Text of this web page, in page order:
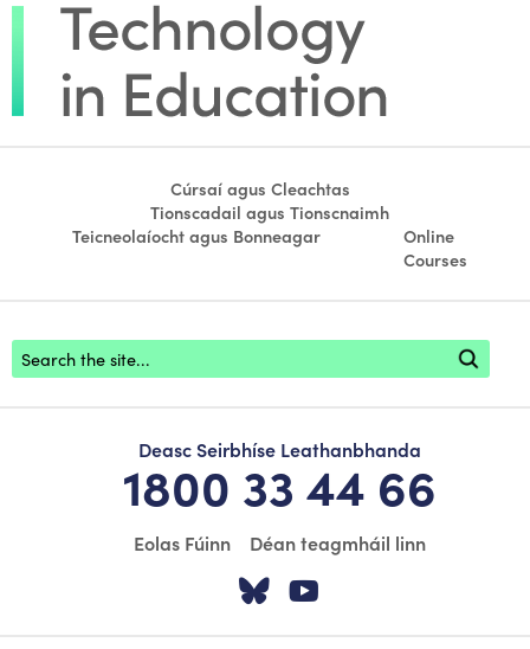
Cúrsaí agus Cleachtas
Tionscadail agus Tionscnaimh
Teicneolaíocht agus Bonneagar
Online
Courses
Footer search
Deasc Seirbhíse Leathanbhanda
1800 33 44 66
Eolas Fúinn Déan teagmháil linn
Tabhair cuairt ar